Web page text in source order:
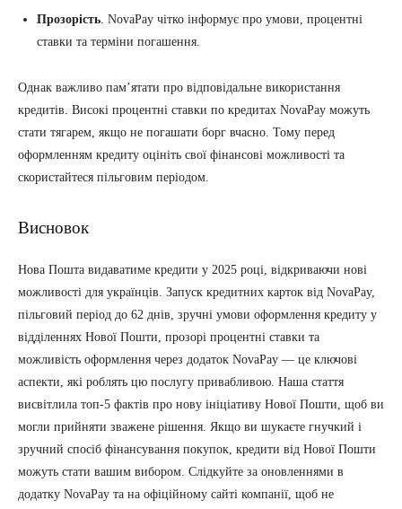
Прозорість. NovaPay чітко інформує про умови, процентні
ставки та терміни погашення.
Однак важливо пам’ятати про відповідальне використання
кредитів. Високі процентні ставки по кредитах NovaPay можуть
стати тягарем, якщо не погашати борг вчасно. Тому перед
оформленням кредиту оцініть свої фінансові можливості та
скористайтеся пільговим періодом.
Висновок
Нова Пошта видаватиме кредити у 2025 році, відкриваючи нові
можливості для українців. Запуск кредитних карток від NovaPay,
пільговий період до 62 днів, зручні умови оформлення кредиту у
відділеннях Нової Пошти, прозорі процентні ставки та
можливість оформлення через додаток NovaPay — це ключові
аспекти, які роблять цю послугу привабливою. Наша стаття
висвітлила топ-5 фактів про нову ініціативу Нової Пошти, щоб ви
могли прийняти зважене рішення. Якщо ви шукаєте гнучкий і
зручний спосіб фінансування покупок, кредити від Нової Пошти
можуть стати вашим вибором. Слідкуйте за оновленнями в
додатку NovaPay та на офіційному сайті компанії, щоб не